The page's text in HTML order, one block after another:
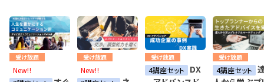
受け放題
New!!
受け放題
New!!
受け放題
4講座セット DX
受け放題
4講座セット